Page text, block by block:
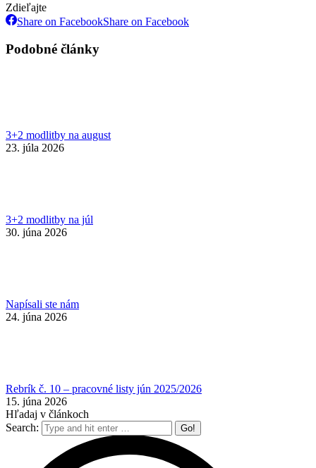
Zdieľajte
Share on FacebookShare on Facebook
Podobné články
3+2 modlitby na august
23. júla 2026
3+2 modlitby na júl
30. júna 2026
Napísali ste nám
24. júna 2026
Rebrík č. 10 – pracovné listy jún 2025/2026
15. júna 2026
Hľadaj v článkoch
Search: